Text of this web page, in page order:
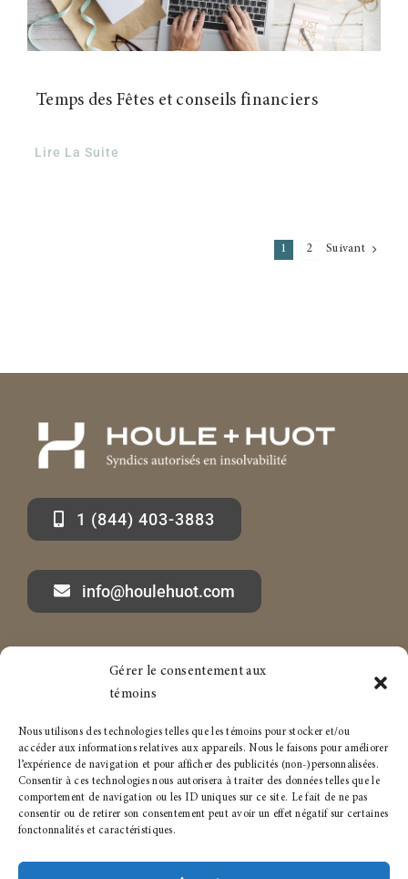
Gérer le consentement aux
témoins
Nous utilisons des technologies telles que les témoins pour stocker et/ou
accéder aux informations relatives aux appareils. Nous le faisons pour améliorer
l’expérience de navigation et pour afficher des publicités (non-)personnalisées.
Consentir à ces technologies nous autorisera à traiter des données telles que le
comportement de navigation ou les ID uniques sur ce site. Le fait de ne pas
consentir ou de retirer son consentement peut avoir un effet négatif sur certaines
fonctonnalités et caractéristiques.
Temps des Fêtes et conseils financiers
Lire La Suite
1 2 Suivant
1 (844) 403-3883
info@houlehuot.com
Marc-André Houle à propos
Carrière
Services aux particuliers
Politique de témoins
Conditions générales